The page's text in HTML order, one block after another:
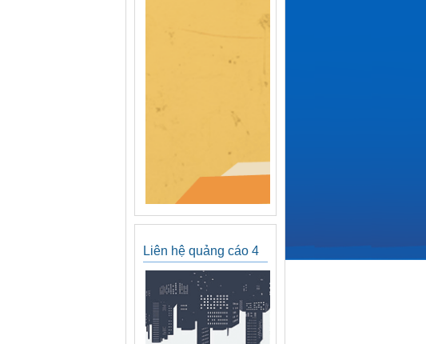
Liên hệ quảng cáo 4